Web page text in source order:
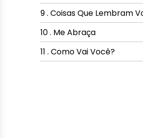
9 . Coisas Que Lembram
10 . Me Abraça
11 . Como Vai Você?